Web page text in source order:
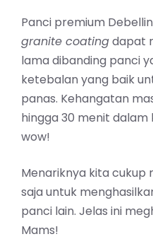
Panci premium
granite coatingdapat
lama dibanding panci
ketebalan yang baik
panas. Kehangatan
hingga 30 menit
wow!
Menariknya kita cukup
saja untuk
panci lain. Jelas ini
Mams!